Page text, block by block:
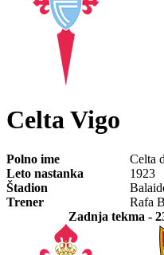
Celta Vigo
Polno ime
Celta
Leto nastanka
1923
Štadion
Trener
Rafa
Zadnja tekma -